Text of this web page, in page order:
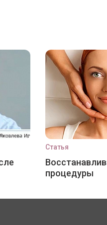
Статья
процедуры